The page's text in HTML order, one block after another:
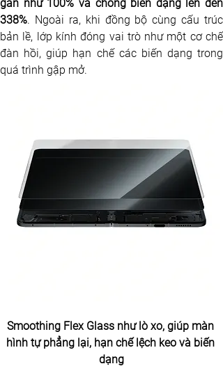
gần như 100% và chống biến dạng lên đến
338%. Ngoài ra, khi đồng bộ cùng cấu trúc
bản lề, lớp kính đóng vai trò như một cơ chế
đàn hồi, giúp hạn chế các biến dạng trong
quá trình gập mở.
Smoothing Flex Glass như lò xo, giúp màn
hình tự phẳng lại, hạn chế lệch keo và biến
dạng